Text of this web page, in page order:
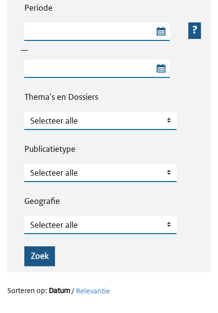
Periode
—
Thema's en Dossiers
Thema's en Dossiers
Publicatietype
Publicatietype
Geografie
Geografie
Zoek
Sorteren op: Datum/ Relevantie